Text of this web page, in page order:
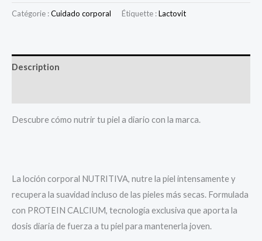
Catégorie :Cuidado corporal Étiquette :Lactovit
Description
Descubre cómo nutrir tu piel a diario con la marca.
La loción corporal NUTRITIVA, nutre la piel intensamente y
recupera la suavidad incluso de las pieles más secas. Formulada
con PROTEIN CALCIUM, tecnología exclusiva que aporta la
dosis diaria de fuerza a tu piel para mantenerla joven.